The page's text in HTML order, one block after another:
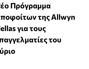
Πρόγραμμα
της Allwyn
για τους
του